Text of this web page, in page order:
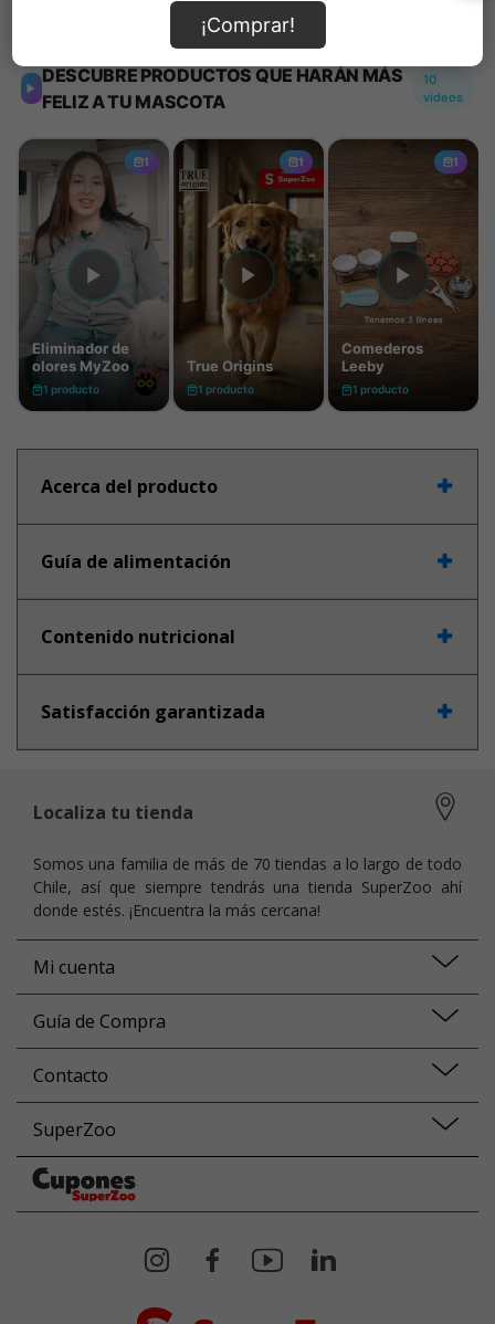
Información de envío
Acerca del producto
Guía de alimentación
Contenido nutricional
Satisfacción garantizada
¡Comprar!
Localiza tu tienda
Somos una familia de más de 70 tiendas a lo largo de todo
Chile, así que siempre tendrás una tienda SuperZoo ahí
donde estés. ¡Encuentra la más cercana!
Mi cuenta
Guía de Compra
Contacto
SuperZoo